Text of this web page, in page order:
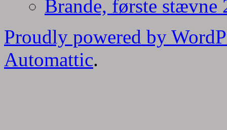
Brande, første stævne
Proudly powered by
Automattic.